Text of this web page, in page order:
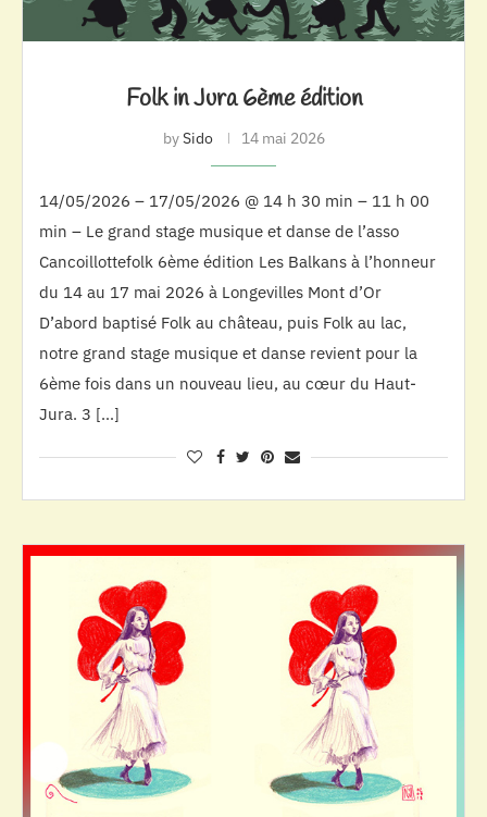
Folk in Jura 6ème édition
bySido 14 mai 2026
14/05/2026 – 17/05/2026 @ 14 h 30 min – 11 h 00
min – Le grand stage musique et danse de l’asso
Cancoillottefolk 6ème édition Les Balkans à l’honneur
du 14 au 17 mai 2026 à Longevilles Mont d’Or
D’abord baptisé Folk au château, puis Folk au lac,
notre grand stage musique et danse revient pour la
6ème fois dans un nouveau lieu, au cœur du Haut-
Jura. 3 […]